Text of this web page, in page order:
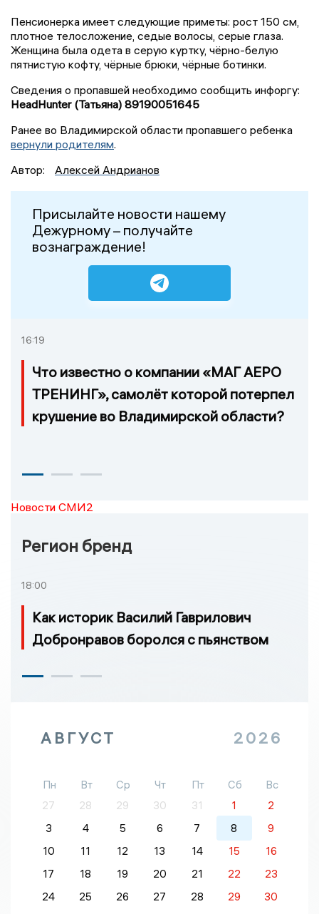
Пенсионерка имеет следующие приметы: рост 150 см,
плотное телосложение, седые волосы, серые глаза.
Женщина была одета в серую куртку, чёрно-белую
пятнистую кофту, чёрные брюки, чёрные ботинки.
Сведения о пропавшей необходимо сообщить инфоргу:
HeadHunter (Татьяна) 89190051645
Ранее во Владимирской области пропавшего ребенка
вернули родителям.
Автор:
Алексей Андрианов
Присылайте новости нашему
Дежурному – получайте
вознаграждение!
16:19
Что известно о компании «МАГ АЕРО
ТРЕНИНГ», самолёт которой потерпел
крушение во Владимирской области?
Новости СМИ2
Регион бренд
18:00
Как историк Василий Гаврилович
Добронравов боролся с пьянством
АВГУСТ 2026
Пн Вт Ср Чт Пт Сб
Вс
27
28 29 30 31 1
2
3
4 5 6 7 8
9
10
11 12 13 14 15
16
17
18 19 20 21 22
23
24
25 26 27 28 29
30